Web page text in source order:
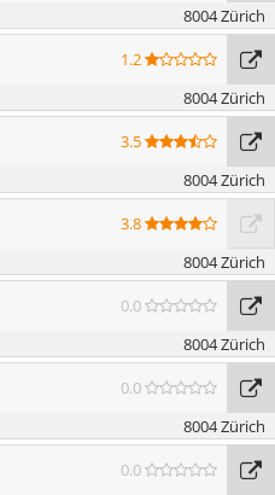
8004 Zürich
1.2
8004 Zürich
3.5
8004 Zürich
3.8
8004 Zürich
0.0
8004 Zürich
0.0
8004 Zürich
0.0